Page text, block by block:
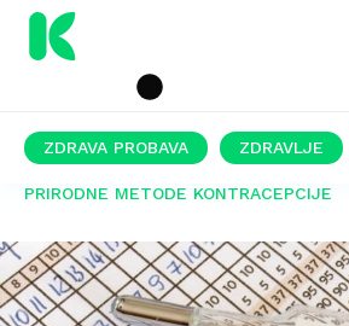
ZDRAVA PROBAVA ZDRAVLJE
PRIRODNE METODE KONTRACEPCIJE